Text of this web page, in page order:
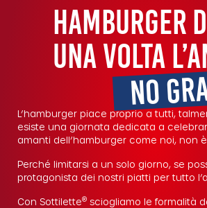
HAMBURGER
UNA VOLTA
NO
L’hamburger piace proprio a tutti,
esiste una giornata dedicata a
amanti dell’hamburger come noi, non
Perché limitarsi a un solo giorno, se
protagonista dei nostri piatti per tutto
Con Sottilette® sciogliamo le formalità